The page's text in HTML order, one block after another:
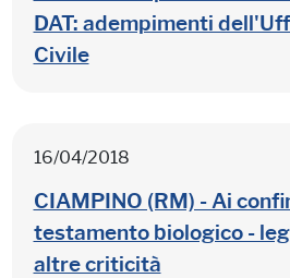
DAT: adempimenti
Civile
16/04/2018
CIAMPINO (RM) - Ai
testamento biologico -
altre criticità